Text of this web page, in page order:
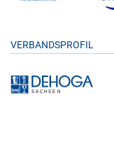
VERBANDSPROFIL